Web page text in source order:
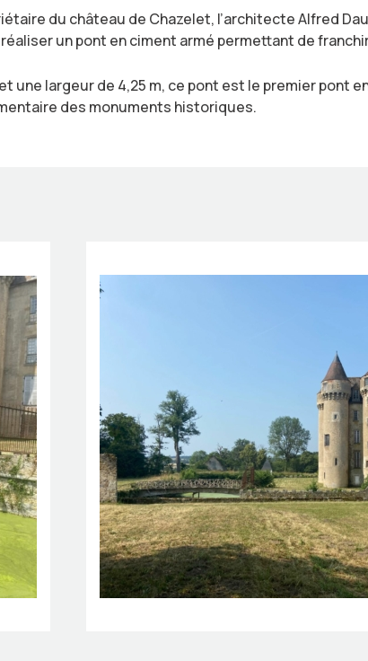
du château de Chazelet, l’architecte Alfred
un pont en ciment armé permettant de
une largeur de 4,25 m, ce pont est le premier pont
des monuments historiques.